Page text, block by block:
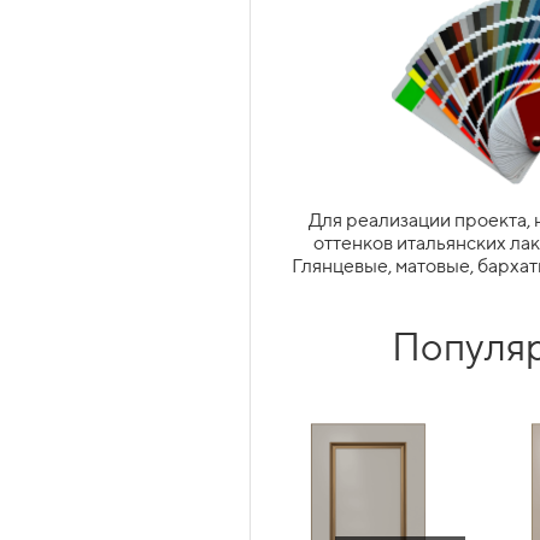
Для реализации проекта,
оттенков итальянских
Глянцевые, матовые,
Витражные фасады
кухню, добавить
ЯЩИКИ ТАНДЕМБОКС
(TANDEMBOX)